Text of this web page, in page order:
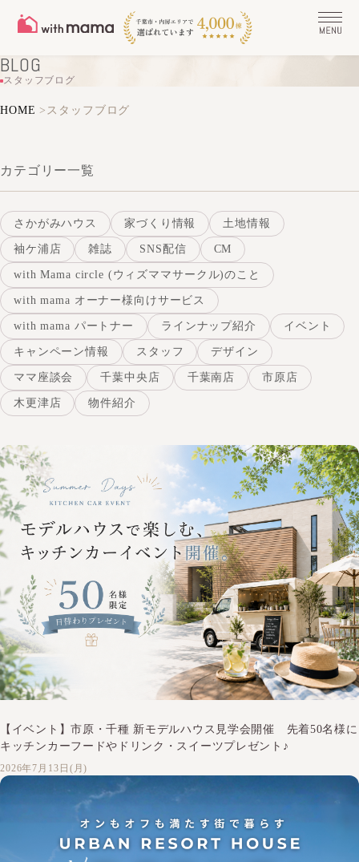
BLOG
スタッフブログ
HOME > スタッフブログ
カテゴリー一覧
さかがみハウス 家づくり情報 土地情報
袖ケ浦店 雑誌 SNS配信 CM
with Mama circle (ウィズママサークル)のこと
with mama オーナー様向けサービス
with mama パートナー ラインナップ紹介 イベント
キャンペーン情報 スタッフ デザイン
ママ座談会 千葉中央店 千葉南店 市原店
木更津店 物件紹介
【イベント】市原・千種 新モデルハウス見学会開催 先着50名様に
キッチンカーフードやドリンク・スイーツプレゼント♪
2026年7月13日(月)